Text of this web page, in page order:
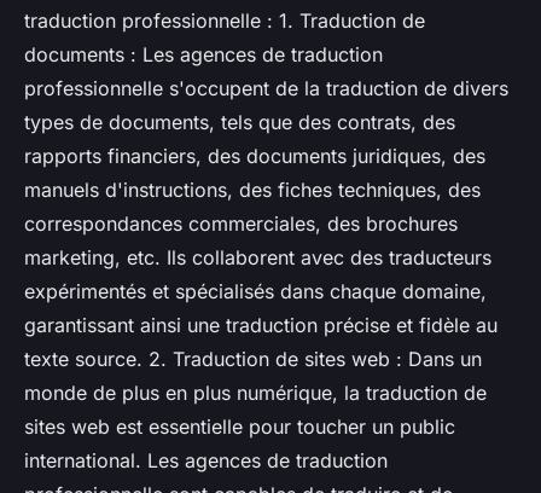
traduction professionnelle : 1. Traduction de
documents : Les agences de traduction
professionnelle s'occupent de la traduction de divers
types de documents, tels que des contrats, des
rapports financiers, des documents juridiques, des
manuels d'instructions, des fiches techniques, des
correspondances commerciales, des brochures
marketing, etc. Ils collaborent avec des traducteurs
expérimentés et spécialisés dans chaque domaine,
garantissant ainsi une traduction précise et fidèle au
texte source. 2. Traduction de sites web : Dans un
monde de plus en plus numérique, la traduction de
sites web est essentielle pour toucher un public
international. Les agences de traduction